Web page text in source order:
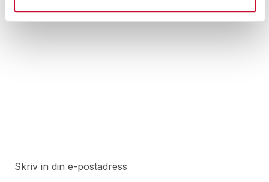
2,695.00kr Exkl. moms